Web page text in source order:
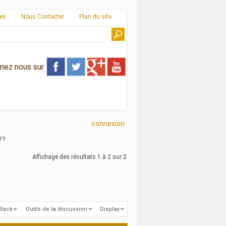
Nous Contacter Plan du site
nous sur
connexion
Affichage des résultats 1 à 2 sur 2
Outils de la discussion Display